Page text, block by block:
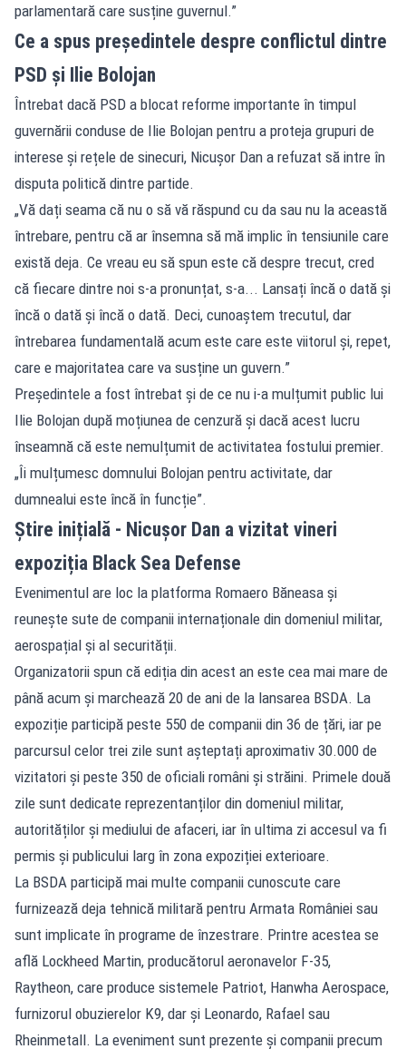
parlamentară care susține guvernul.”
Ce a spus președintele despre conflictul dintre
PSD și Ilie Bolojan
Întrebat dacă PSD a blocat reforme importante în timpul
guvernării conduse de Ilie Bolojan pentru a proteja grupuri de
interese și rețele de sinecuri, Nicușor Dan a refuzat să intre în
disputa politică dintre partide.
„Vă dați seama că nu o să vă răspund cu da sau nu la această
întrebare, pentru că ar însemna să mă implic în tensiunile care
există deja. Ce vreau eu să spun este că despre trecut, cred
că fiecare dintre noi s-a pronunțat, s-a... Lansați încă o dată și
încă o dată și încă o dată. Deci, cunoaștem trecutul, dar
întrebarea fundamentală acum este care este viitorul și, repet,
care e majoritatea care va susține un guvern.”
Președintele a fost întrebat și de ce nu i-a mulțumit public lui
Ilie Bolojan după moțiunea de cenzură și dacă acest lucru
înseamnă că este nemulțumit de activitatea fostului premier.
„Îi mulțumesc domnului Bolojan pentru activitate, dar
dumnealui este încă în funcție”.
Știre inițială - Nicușor Dan a vizitat vineri
expoziția Black Sea Defense
Evenimentul are loc la platforma Romaero Băneasa și
reunește sute de companii internaționale din domeniul militar,
aerospațial și al securității.
Organizatorii spun că ediția din acest an este cea mai mare de
până acum și marchează 20 de ani de la lansarea BSDA. La
expoziție participă peste 550 de companii din 36 de țări, iar pe
parcursul celor trei zile sunt așteptați aproximativ 30.000 de
vizitatori și peste 350 de oficiali români și străini. Primele două
zile sunt dedicate reprezentanților din domeniul militar,
autorităților și mediului de afaceri, iar în ultima zi accesul va fi
permis și publicului larg în zona expoziției exterioare.
La BSDA participă mai multe companii cunoscute care
furnizează deja tehnică militară pentru Armata României sau
sunt implicate în programe de înzestrare. Printre acestea se
află Lockheed Martin, producătorul aeronavelor F-35,
Raytheon, care produce sistemele Patriot, Hanwha Aerospace,
furnizorul obuzierelor K9, dar și Leonardo, Rafael sau
Rheinmetall. La eveniment sunt prezente și companii precum